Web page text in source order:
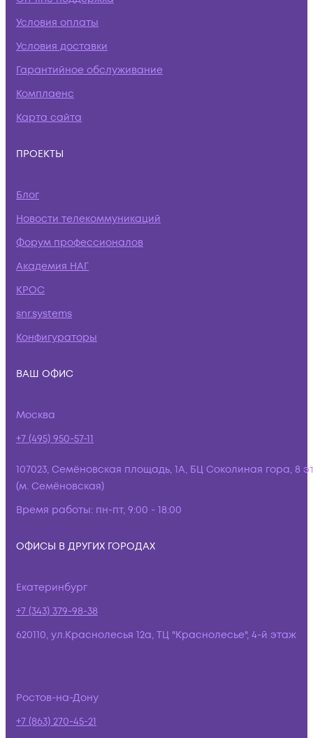
Условия оплаты
Условия доставки
Гарантийное обслуживание
Комплаенс
Карта сайта
ПРОЕКТЫ
Блог
Новости телекоммуникаций
Форум профессионалов
Академия НАГ
КРОС
snr.systems
Конфигураторы
ВАШ ОФИС
Москва
+7 (495) 950-57-11
107023, Семёновская площадь, 1А, БЦ Соколиная гора, 8
(м. Семёновская)
Время работы: пн-пт, 9:00 - 18:00
ОФИСЫ В ДРУГИХ ГОРОДАХ
Екатеринбург
+7 (343) 379-98-38
620110, ул.Краснолесья 12а, ТЦ "Краснолесье", 4-й этаж
Ростов-на-Дону
+7 (863) 270-45-21